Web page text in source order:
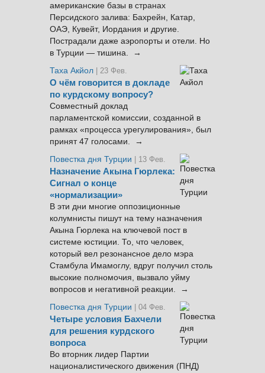
американские базы в странах
Персидского залива: Бахрейн, Катар,
ОАЭ, Кувейт, Иордания и другие.
Пострадали даже аэропорты и отели. Но
в Турции — тишина. →
Таха Акйол | 23 Фев.
О чём говорится в докладе
по курдскому вопросу?
Совместный доклад
парламентской комиссии, созданной в
рамках «процесса урегулирования», был
принят 47 голосами. →
Повестка дня Турции
| 13 Фев.
Назначение Акына Гюрлека:
Сигнал о конце
«нормализации»
В эти дни многие оппозиционные
колумнисты пишут на тему назначения
Акына Гюрлека на ключевой пост в
системе юстиции. То, что человек,
который вел резонансное дело мэра
Стамбула Имамоглу, вдруг получил столь
высокие полномочия, вызвало уйму
вопросов и негативной реакции. →
Повестка дня Турции
| 04 Фев.
Четыре условия Бахчели
для решения курдского
вопроса
Во вторник лидер Партии
националистического движения (ПНД)